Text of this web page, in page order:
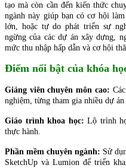
tạo mà còn cần đến kiến thức
ngành này giúp bạn có cơ hội
lớn, hoặc tự do phát triển sự
ngừng của các dự án xây dựng,
mức thu nhập hấp dẫn và cơ hội
Điểm nổi bật của khóa
Giảng viên chuyên môn cao:
nghiệm, từng tham gia nhiều dự án
Giáo trình khoa học: Lộ trình
thực hành.
Phần mềm chuyên ngành: Sử
SketchUp và Lumion để triển